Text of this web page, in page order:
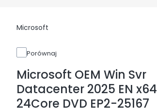
Microsoft
Porównaj
Microsoft OEM Win Svr
Datacenter 2025 EN x64
24Core DVD EP2-25167